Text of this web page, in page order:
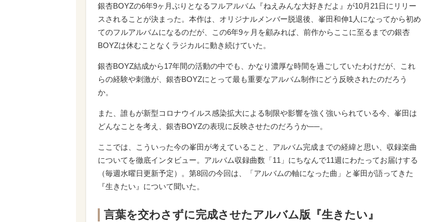
銀杏BOYZの6年9ヶ月ぶりとなるフルアルバム『ねえみんな大好きだよ』が10月21日にリリー
スされることが決まった。本作は、オリジナルメンバー脱退後、峯田和伸1人になってから初め
てのフルアルバムになるのだが、この6年9ヶ月を顧みれば、前作からここに至るまでの銀杏
BOYZは休むことなくラジカルに動き続けていた。
銀杏BOYZ結成から17年間の活動の中でも、かなり濃厚な時間を過ごしていたわけだが、これ
らの経験や刺激が、銀杏BOYZにとって最も重要なアルバム制作にどう反映されたのだろう
か。
また、誰もが新型コロナウイルス感染拡大による制限や影響を強く強いられている今、峯田は
どんなことを考え、銀杏BOYZの表現に反映させたのだろうか──。
ここでは、こういった今の峯田が考えていること、アルバム完成までの経緯と思い、収録楽曲
についてを徹底インタビュー。アルバム収録曲数「11」にちなんで11週にわたってお届けする
（毎週水曜日更新予定）。第8回の今回は、「アルバムの軸になった曲」と峯田が語ってきた
『生きたい』について聞いた。
言葉を交わさずに完成させたアルバム版『生きたい』